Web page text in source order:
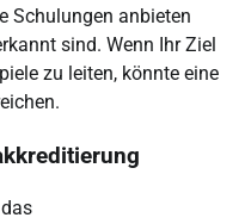
Schulungen anbieten
sind. Wenn Ihr Ziel
zu leiten, könnte eine